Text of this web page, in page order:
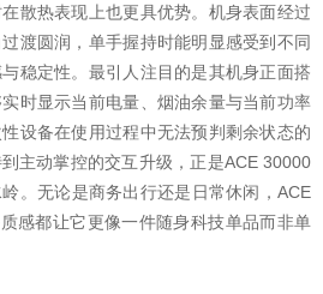
散热表现上也更具优势。机身表面经过
渡圆润，单手握持时能明显感受到不同
稳定性。最引人注目的是其机身正面搭
时显示当前电量、烟油余量与当前功率
设备在使用过程中无法预判剩余状态的
主动掌控的交互升级，正是ACE 30000
。无论是商务出行还是日常休闲，ACE
感都让它更像一件随身科技单品而非单